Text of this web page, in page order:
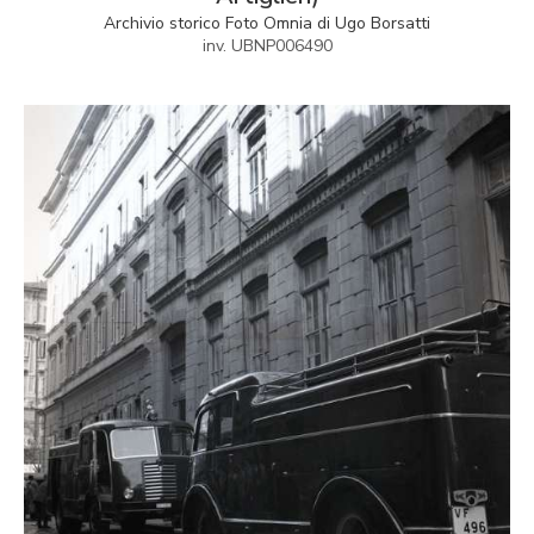
Archivio storico Foto Omnia di Ugo Borsatti
inv. UBNP006490